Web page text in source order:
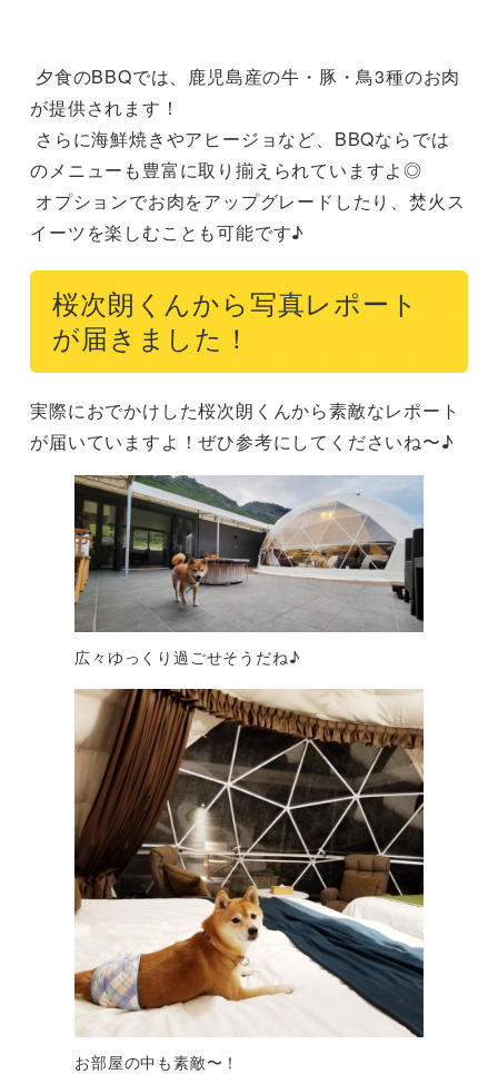
が提供されます！
のメニューも豊富に取り揃えられていますよ◎
イーツを楽しむことも可能です♪
桜次朗くんから写真レポート
が届きました！
実際におでかけした桜次朗くんから素敵なレポート
が届いていますよ！ぜひ参考にしてくださいね〜♪
広々ゆっくり過ごせそうだね♪
お部屋の中も素敵〜！